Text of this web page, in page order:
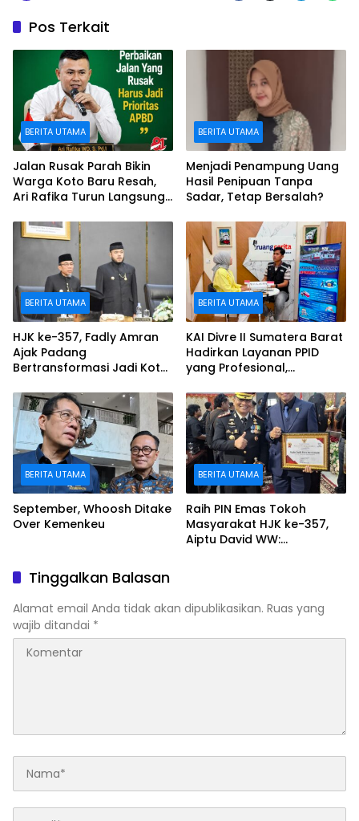
Pos Terkait
BERITA UTAMA
Jalan Rusak Parah Bikin
Warga Koto Baru Resah,
Ari Rafika Turun Langsung
BERITA UTAMA
Menjadi Penampung Uang
Hasil Penipuan Tanpa
Sadar, Tetap Bersalah?
BERITA UTAMA
HJK ke-357, Fadly Amran
Ajak Padang
Bertransformasi Jadi Kota
Berdaya Saing
BERITA UTAMA
KAI Divre II Sumatera Barat
Hadirkan Layanan PPID
yang Profesional,
untuk Mempermudah
Akses Informasi Publik
BERITA UTAMA
September, Whoosh Ditake
Over Kemenkeu
BERITA UTAMA
Raih PIN Emas Tokoh
Masyarakat HJK ke-357,
Aiptu David WW:
Tinggalkan Balasan
Alamat email Anda tidak akan dipublikasikan. Ruas yang
wajib ditandai *